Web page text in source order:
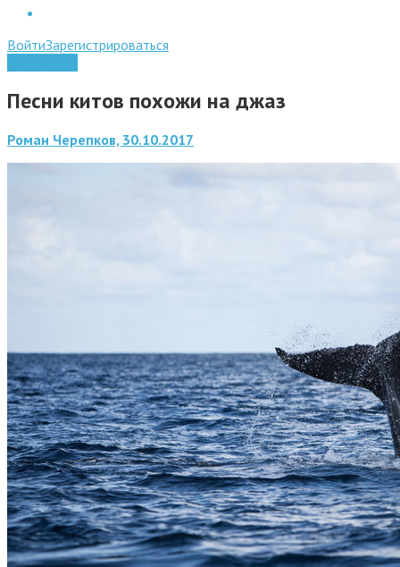
ВойтиЗарегистрироваться
Песни китов похожи на джаз
Роман Черепков, 30.10.2017